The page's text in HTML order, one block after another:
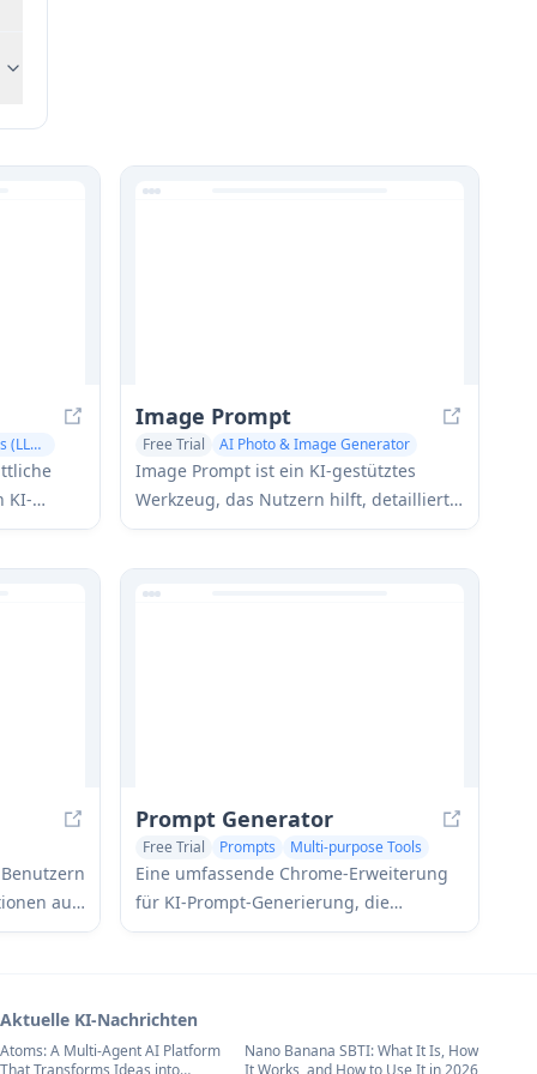
Large Language Models (LLMs)
KI-
Image Prompt
Free Trial
AI Photo & Image Generator
AI Illustration Generator
Prompts
Image Prompt ist ein KI-gestütztes
Werkzeug, das Nutzern hilft, detaillierte
textliche Beschreibungen zur
oder vorhandene Bilder in
auf
Prompt Generator
Free Trial Prompts Multi-purpose Tools
Eine umfassende Chrome-Erweiterung
für KI-Prompt-Generierung, die
Benutzern hilft, optimierte Prompts für
erstellen, mit Funktionen für die Text-,
Bild- und Videogenerierung.
Aktuelle KI-Nachrichten
Atoms: A Multi-Agent AI Platform
Nano Banana SBTI: What It Is, How